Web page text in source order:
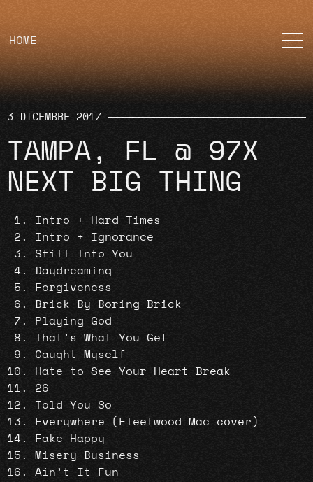
HOME
3 DICEMBRE 2017
TAMPA, FL @ 97X
NEXT BIG THING
Intro + Hard Times
Intro + Ignorance
Still Into You
Daydreaming
Forgiveness
Brick By Boring Brick
Playing God
That’s What You Get
Caught Myself
Hate to See Your Heart Break
26
Told You So
Everywhere (Fleetwood Mac cover)
Fake Happy
Misery Business
Ain’t It Fun